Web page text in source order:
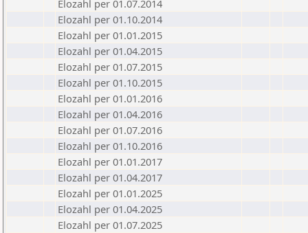
Elozahl per 01.07.2014
Elozahl per 01.10.2014
Elozahl per 01.01.2015
Elozahl per 01.04.2015
Elozahl per 01.07.2015
Elozahl per 01.10.2015
Elozahl per 01.01.2016
Elozahl per 01.04.2016
Elozahl per 01.07.2016
Elozahl per 01.10.2016
Elozahl per 01.01.2017
Elozahl per 01.04.2017
Elozahl per 01.01.2025
Elozahl per 01.04.2025
Elozahl per 01.07.2025